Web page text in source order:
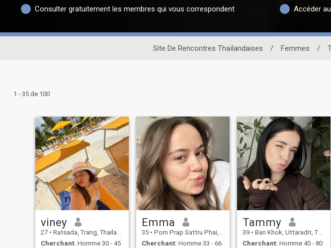
Consulter gratuitement les membres qui vous correspondent Accéder
Site De Rencontres Thaïlandaises / Femmes /
1 - 35 de 100
viney
27 • Ratsada, Trang, Thailande
Cherchant: Homme 30 - 45
Emma
35 • Pom Prap Sattru Phai, Bangkok, Thailande
Cherchant: Homme 33 - 66
Tammy
39 • Ban Khok, Uttaradit, Thailande
Cherchant: Homme 40 - 80